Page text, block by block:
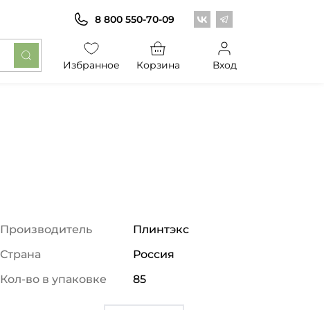
Центр обоев во
Центр обоев в
8 800 550-70-09
Избранное Корзина Вход
Производитель
Плинтэкс
Страна
Россия
Кол-во в упаковке
85